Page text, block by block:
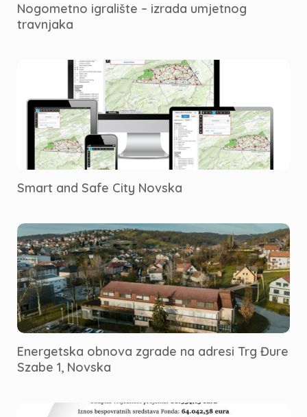
Nogometno igralište – izrada umjetnog
travnjaka
Smart and Safe City Novska
Energetska obnova zgrade na adresi Trg Đure
Szabe 1, Novska